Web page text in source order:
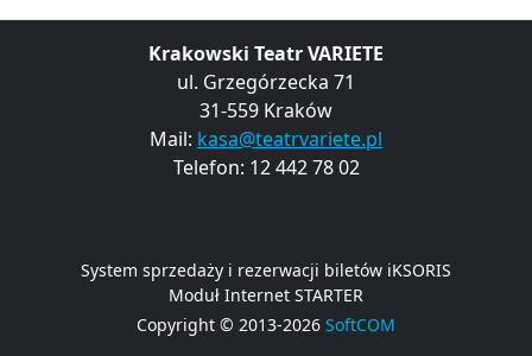
Krakowski Teatr VARIETE
ul. Grzegórzecka 71
31-559 Kraków
Mail: kasa@teatrvariete.pl
Telefon: 12 442 78 02
System sprzedaży i rezerwacji biletów iKSORIS
Moduł Internet STARTER
Copyright © 2013-2026 SoftCOM